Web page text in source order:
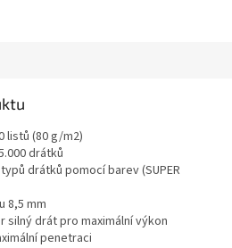
listů (80 g/m2)
drátků
drátků pomocí barev (SUPER
8,5 mm
silný drát pro maximální výkon
penetraci